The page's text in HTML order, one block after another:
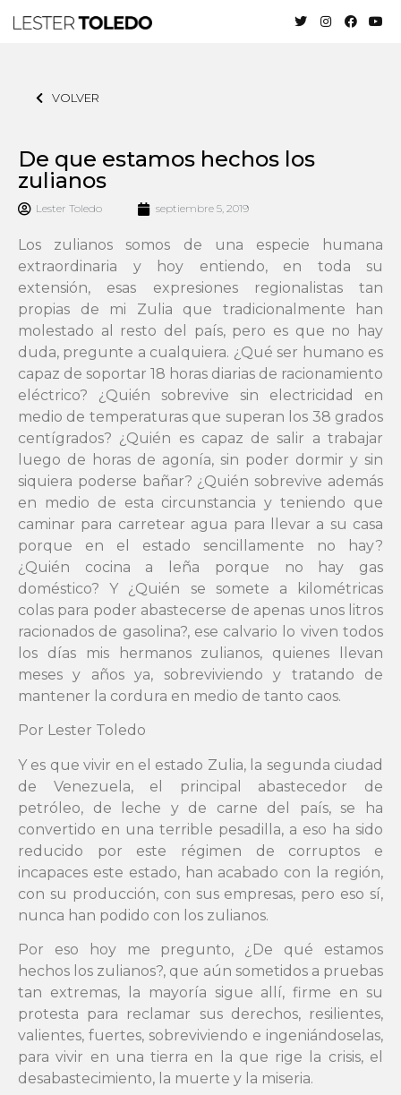
VOLVER
De que estamos hechos los
zulianos
Lester Toledo septiembre 5, 2019
Los zulianos somos de una especie humana
extraordinaria y hoy entiendo, en toda su
extensión, esas expresiones regionalistas tan
propias de mi Zulia que tradicionalmente han
molestado al resto del país, pero es que no hay
duda, pregunte a cualquiera. ¿Qué ser humano es
capaz de soportar 18 horas diarias de racionamiento
eléctrico? ¿Quién sobrevive sin electricidad en
medio de temperaturas que superan los 38 grados
centígrados? ¿Quién es capaz de salir a trabajar
luego de horas de agonía, sin poder dormir y sin
siquiera poderse bañar? ¿Quién sobrevive además
en medio de esta circunstancia y teniendo que
caminar para carretear agua para llevar a su casa
porque en el estado sencillamente no hay?
¿Quién cocina a leña porque no hay gas
doméstico? Y ¿Quién se somete a kilométricas
colas para poder abastecerse de apenas unos litros
racionados de gasolina?, ese calvario lo viven todos
los días mis hermanos zulianos, quienes llevan
meses y años ya, sobreviviendo y tratando de
mantener la cordura en medio de tanto caos.
Por Lester Toledo
Y es que vivir en el estado Zulia, la segunda ciudad
de Venezuela, el principal abastecedor de
petróleo, de leche y de carne del país, se ha
convertido en una terrible pesadilla, a eso ha sido
reducido por este régimen de corruptos e
incapaces este estado, han acabado con la región,
con su producción, con sus empresas, pero eso sí,
nunca han podido con los zulianos.
Por eso hoy me pregunto, ¿De qué estamos
hechos los zulianos?, que aún sometidos a pruebas
tan extremas, la mayoría sigue allí, firme en su
protesta para reclamar sus derechos, resilientes,
valientes, fuertes, sobreviviendo e ingeniándoselas,
para vivir en una tierra en la que rige la crisis, el
desabastecimiento, la muerte y la miseria.